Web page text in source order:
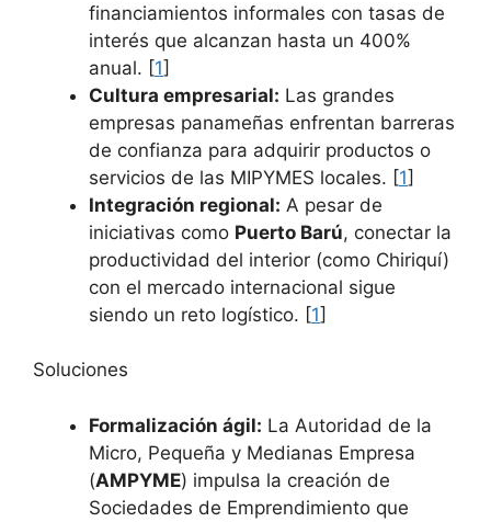
financiamientos informales con tasas de
interés que alcanzan hasta un 400%
anual. [1]
Cultura empresarial: Las grandes
empresas panameñas enfrentan barreras
de confianza para adquirir productos o
servicios de las MIPYMES locales. [1]
Integración regional: A pesar de
iniciativas como Puerto Barú, conectar la
productividad del interior (como Chiriquí)
con el mercado internacional sigue
siendo un reto logístico. [1]
Soluciones
Formalización ágil: La Autoridad de la
Micro, Pequeña y Medianas Empresa
(AMPYME) impulsa la creación de
Sociedades de Emprendimiento que